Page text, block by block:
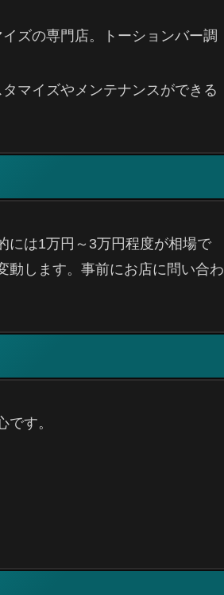
ズの専門店。トーションバー調
マイズやメンテナンスができる
には1万円～3万円程度が相場で
動します。事前にお店に問い合わ
す。